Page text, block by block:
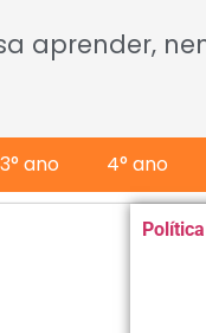
aprender,
3° ano 4° ano